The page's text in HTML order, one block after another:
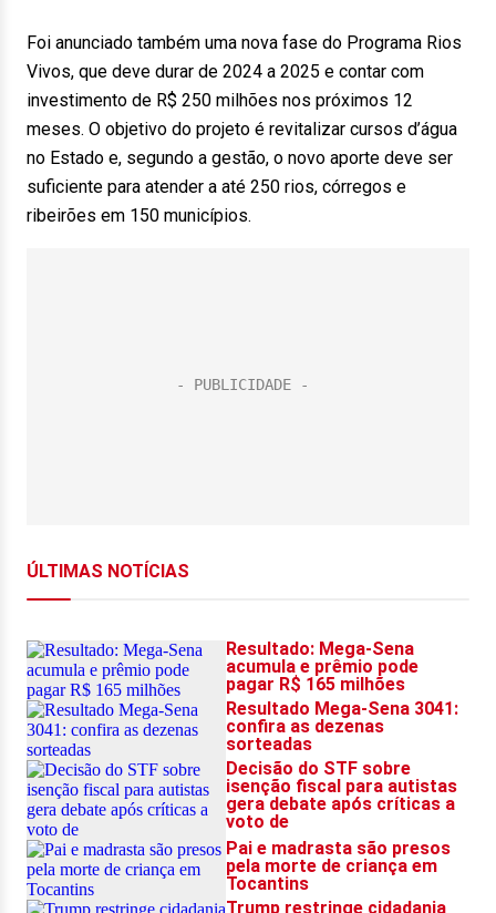
Foi anunciado também uma nova fase do Programa Rios
Vivos, que deve durar de 2024 a 2025 e contar com
investimento de R$ 250 milhões nos próximos 12
meses. O objetivo do projeto é revitalizar cursos d’água
no Estado e, segundo a gestão, o novo aporte deve ser
suficiente para atender a até 250 rios, córregos e
ribeirões em 150 municípios.